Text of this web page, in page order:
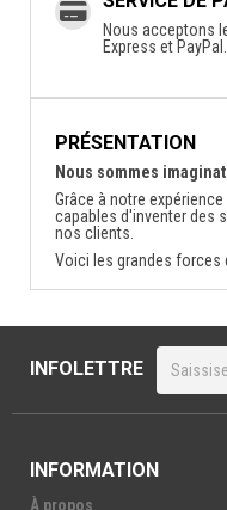
Nous acceptons
Express et PayPal.
PRÉSENTATION
Nous sommes
Grâce à notre
capables d'inventer des
nos clients.
Voici les grandes forces
INFOLETTRE
INFORMATION
À propos